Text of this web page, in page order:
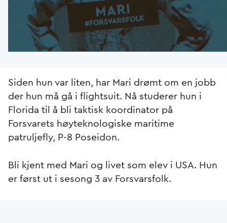
Siden hun var liten, har Mari drømt om en jobb
der hun må gå i flightsuit. Nå studerer hun i
Florida til å bli taktisk koordinator på
Forsvarets høyteknologiske maritime
patruljefly, P-8 Poseidon.
Bli kjent med Mari og livet som elev i USA. Hun
er først ut i sesong 3 av Forsvarsfolk.